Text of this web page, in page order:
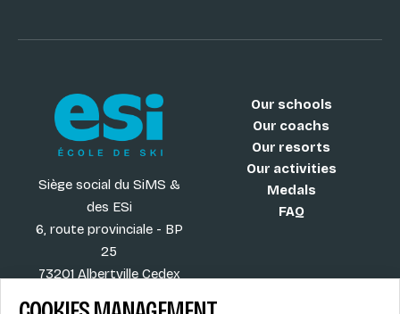
Siège social du SiMS &
des ESi
6, route provinciale - BP
25
73201 Albertville Cedex
Our schools
Our coachs
Our resorts
Our activities
Medals
FAQ